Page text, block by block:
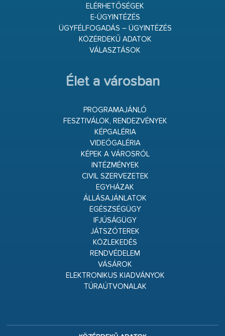
ELÉRHETŐSÉGEK
E-ÜGYINTÉZÉS
ÜGYFÉLFOGADÁS – ÜGYINTÉZÉS
KÖZÉRDEKŰ ADATOK
VÁLASZTÁSOK
Élet a városban
PROGRAMAJÁNLÓ
FESZTIVÁLOK, RENDEZVÉNYEK
KÉPGALÉRIA
VIDEÓGALÉRIA
KÉPEK A VÁROSRÓL
INTÉZMÉNYEK
CIVIL SZERVEZETEK
EGYHÁZAK
ÁLLÁSAJÁNLATOK
EGÉSZSÉGÜGY
IFJÚSÁGÜGY
JÁTSZÓTEREK
KÖZLEKEDÉS
RENDVÉDELEM
VÁSÁROK
ELEKTRONIKUS KIADVÁNYOK
TÚRAÚTVONALAK